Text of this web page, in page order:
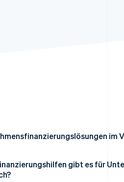
Sie, wie Stripe Lösungen für dieim
gibt es für